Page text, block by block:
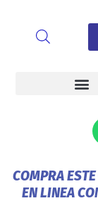
contenido
COMPRA
EN LINEA